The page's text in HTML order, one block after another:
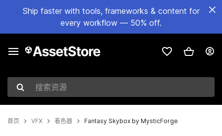
Ship faster with tools, frameworks & content for
every workflow — 50% off.
搜索资源
首页 VFX 着色器 Fantasy Skybox by MysticForge